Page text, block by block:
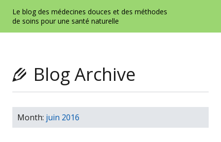
Le blog des médecines douces et des méthodes
de soins pour une santé naturelle
Blog Archive
Month: juin 2016